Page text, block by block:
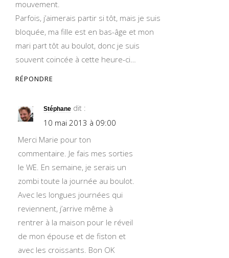
mouvement.
Parfois, j’aimerais partir si tôt, mais je suis
bloquée, ma fille est en bas-âge et mon
mari part tôt au boulot, donc je suis
souvent coincée à cette heure-ci…
RÉPONDRE
Stéphane dit :
10 mai 2013 à 09:00
Merci Marie pour ton
commentaire. Je fais mes sorties
le WE. En semaine, je serais un
zombi toute la journée au boulot.
Avec les longues journées qui
reviennent, j’arrive même à
rentrer à la maison pour le réveil
de mon épouse et de fiston et
avec les croissants. Bon OK